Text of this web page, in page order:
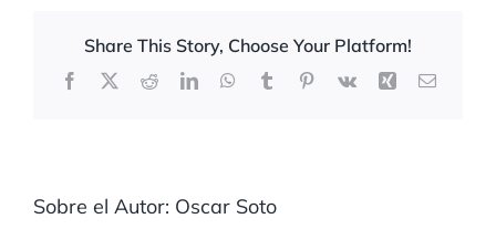
Share This Story, Choose Your Platform!
Facebook
X RedditLinkedInWhatsApp
TumblrPinterest
Vk Xing Correo
Sobre el Autor: Oscar Soto